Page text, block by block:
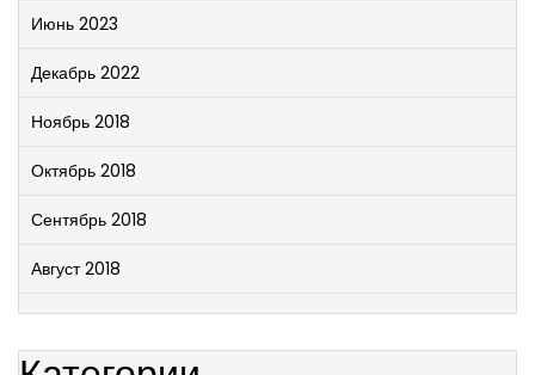
Июнь 2023
Декабрь 2022
Ноябрь 2018
Октябрь 2018
Сентябрь 2018
Август 2018